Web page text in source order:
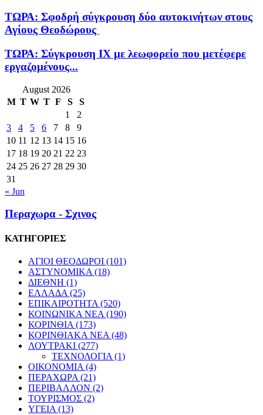
ΤΩΡΑ: Σφοδρή σύγκρουση δύο αυτοκινήτων στους
Αγίους Θεοδώρους
ΤΩΡΑ: Σύγκρουση ΙΧ με λεωφορείο που μετέφερε
εργαζομένους...
August 2026
M T W T F S
S
1
2
3
4 5 6 7 8
9
10 11 12 13 14 15 16
17 18 19 20 21 22 23
24 25 26 27 28 29 30
31
« Jun
Περαχωρα - Σχινος
ΚΑΤΗΓΟΡΙΕΣ
ΑΓΙΟΙ ΘΕΟΔΩΡΟΙ (101)
ΑΣΤΥΝΟΜΙΚΑ (18)
ΔΙΕΘΝΗ (1)
ΕΛΛΑΔΑ (25)
ΕΠΙΚΑΙΡΟΤΗΤΑ (520)
ΚΟΙΝΩΝΙΚΑ ΝΕΑ (190)
ΚΟΡΙΝΘΙΑ (173)
ΚΟΡΙΝΘΙΑΚΑ ΝΕΑ (48)
ΛΟΥΤΡΑΚΙ (277)
ΤΕΧΝΟΛΟΓΙΑ (1)
ΟΙΚΟΝΟΜΙΑ (4)
ΠΕΡΑΧΩΡΑ (21)
ΠΕΡΙΒΑΛΛΟΝ (2)
ΤΟΥΡΙΣΜΟΣ (2)
ΥΓΕΙΑ (13)